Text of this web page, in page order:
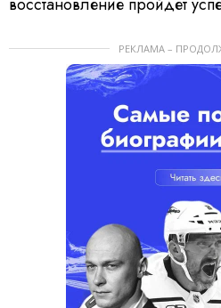
РЕКЛАМА –